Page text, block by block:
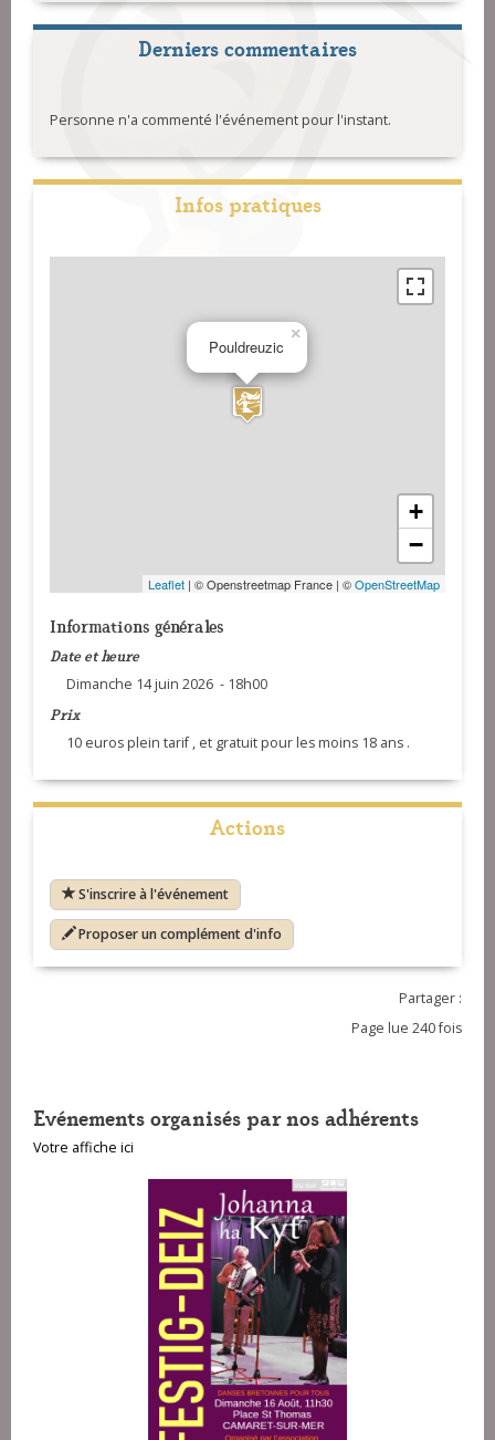
Derniers commentaires
Personne n'a commenté l'événement pour l'instant.
Infos pratiques
Pouldreuzic
×
+
−
Leaflet | © Openstreetmap France | ©OpenStreetMap
Informations générales
Date et heure
Dimanche 14 juin 2026 - 18h00
Prix
10 euros plein tarif , et gratuit pour les moins 18 ans .
Actions
S'inscrire à l'événement
Proposer un complément d'info
Partager :
Page lue 240 fois
Evénements organisés par nos adhérents
Votre affiche ici